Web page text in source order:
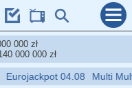
000 zł
000 000 zł
04.08 Multi Multi